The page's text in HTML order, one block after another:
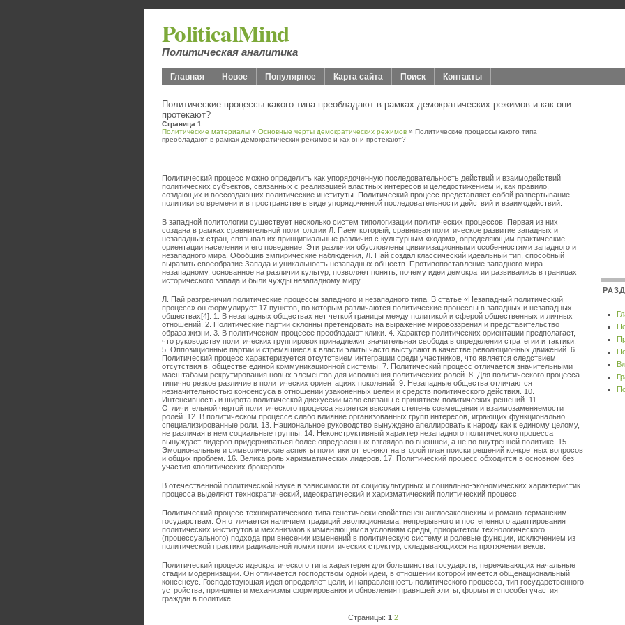
PoliticalMind
Политическая аналитика
Главная Новое Популярное Карта сайта Поиск Контакты
Политические процессы какого типа преобладают в рамках демократических режимов и как они
протекают?
Страница 1
Политические материалы » Основные черты демократических режимов » Политические процессы какого типа
преобладают в рамках демократических режимов и как они протекают?
Политический процесс можно определить как упорядоченную последовательность действий и взаимодействий
политических субъектов, связанных с реализацией властных интересов и целедостижением и, как правило,
создающих и воссоздающих политические институты. Политический процесс представляет собой развертывание
политики во времени и в пространстве в виде упорядоченной последовательности действий и взаимодействий.
В западной политологии существует несколько систем типологизации политических процессов. Первая из них
создана в рамках сравнительной политологии Л. Паем который, сравнивая политическое развитие западных и
незападных стран, связывал их принципиальные различия с культурным «кодом», определяющим практические
ориентации населения и его поведение. Эти различия обусловлены цивилизационными особенностями западного и
незападного мира. Обобщив эмпирические наблюдения, Л. Пай создал классический идеальный тип, способный
выразить своеобразие Запада и уникальность незападных обществ. Противопоставление западного мира
незападному, основанное на различии культур, позволяет понять, почему идеи демократии развивались в границах
исторического запада и были чужды незападному миру.
Л. Пай разграничил политические процессы западного и незападного типа. В статье «Незападный политический
процесс» он формулирует 17 пунктов, по которым различаются политические процессы в западных и незападных
обществах[4]: 1. В незападных обществах нет четкой границы между политикой и сферой общественных и личных
отношений. 2. Политические партии склонны претендовать на выражение мировоззрения и представительство
образа жизни. 3. В политическом процессе преобладают клики. 4. Характер политических ориентации предполагает,
что руководству политических группировок принадлежит значительная свобода в определении стратегии и тактики.
5. Оппозиционные партии и стремящиеся к власти элиты часто выступают в качестве революционных движений. 6.
Политический процесс характеризуется отсутствием интеграции среди участников, что является следствием
отсутствия в. обществе единой коммуникационной системы. 7. Политический процесс отличается значительными
масштабами рекрутирования новых элементов для исполнения политических ролей. 8. Для политического процесса
типично резкое различие в политических ориентациях поколений. 9. Незападные общества отличаются
незначительностью консенсуса в отношении узаконенных целей и средств политического действия. 10.
Интенсивность и широта политической дискуссии мало связаны с принятием политических решений. 11.
Отличительной чертой политического процесса является высокая степень совмещения и взаимозаменяемости
ролей. 12. В политическом процессе слабо влияние организованных групп интересов, играющих функционально
специализированные роли. 13. Национальное руководство вынуждено апеллировать к народу как к единому целому,
не различая в нем социальные группы. 14. Неконструктивный характер незападного политического процесса
вынуждает лидеров придерживаться более определенных взглядов во внешней, а не во внутренней политике. 15.
Эмоциональные и символические аспекты политики оттесняют на второй план поиски решений конкретных вопросов
и общих проблем. 16. Велика роль харизматических лидеров. 17. Политический процесс обходится в основном без
участия «политических брокеров».
В отечественной политической науке в зависимости от социокультурных и социально-экономических характеристик
процесса выделяют технократический, идеократический и харизматический политический процесс.
Политический процесс технократического типа генетически свойственен англосаксонским и романо-германским
государствам. Он отличается наличием традиций эволюционизма, непрерывного и постепенного адаптирования
политических институтов и механизмов к изменяющимся условиям среды, приоритетом технологического
(процессуального) подхода при внесении изменений в политическую систему и ролевые функции, исключением из
политической практики радикальной ломки политических структур, складывающихся на протяжении веков.
Политический процесс идеократического типа характерен для большинства государств, переживающих начальные
стадии модернизации. Он отличается господством одной идеи, в отношении которой имеется общенациональный
консенсус. Господствующая идея определяет цели, и направленность политического процесса, тип государственного
устройства, принципы и механизмы формирования и обновления правящей элиты, формы и способы участия
граждан в политике.
Страницы: 1 2